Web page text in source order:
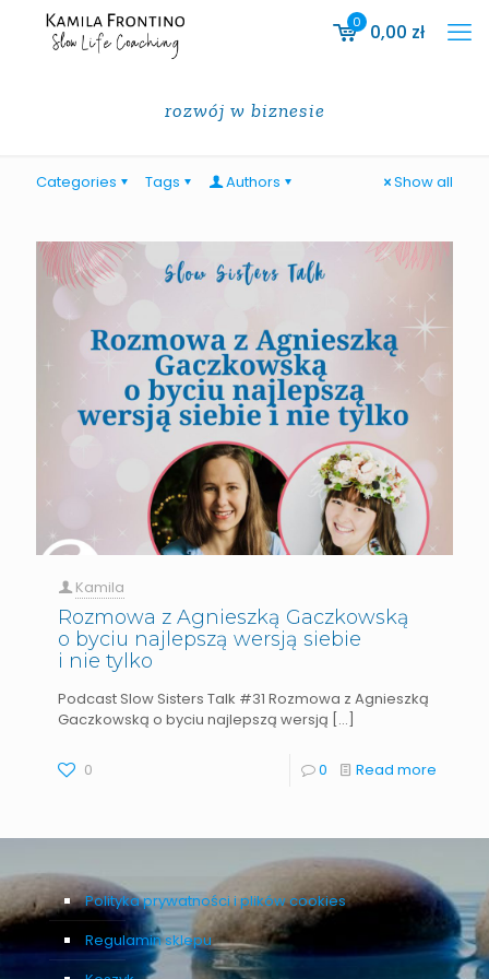
0 0,00 zł
rozwój w biznesie
Categories Tags Authors Show all
Kamila
Rozmowa z Agnieszką Gaczkowską
o byciu najlepszą wersją siebie
i nie tylko
Podcast Slow Sisters Talk #31 Rozmowa z Agnieszką
Gaczkowską o byciu najlepszą wersją […]
0 0 Read more
Polityka prywatności i plików cookies
Regulamin sklepu